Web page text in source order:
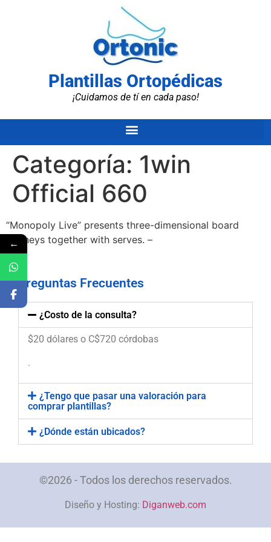
Plantillas Ortopédicas
¡Cuidamos de tí en cada paso!
Categoría: 1win
Official 660
“Monopoly Live” presents three-dimensional board
journeys together with serves. –
Preguntas Frecuentes
¿Costo de la consulta?
$20 dólares o C$720 córdobas
.
¿Tengo que pasar una valoración para
comprar plantillas?
¿Dónde están ubicados?
©2026 - Todos los derechos reservados.
Diseño y Hosting: Diganweb.com
←